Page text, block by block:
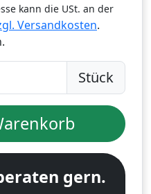
kann die USt. an der
Versandkosten.
Stück
gern.